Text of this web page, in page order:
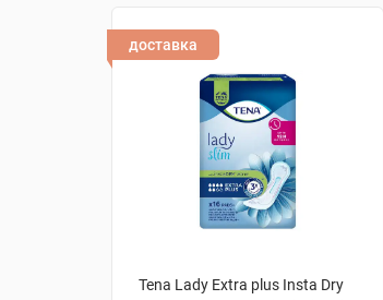
доставка
Tena Lady Extra plus Insta Dry